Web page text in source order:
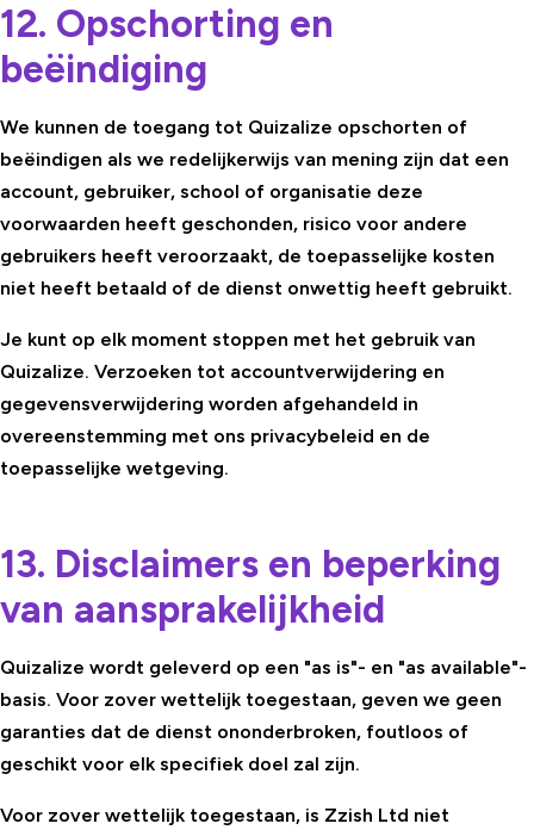
12. Opschorting en
beëindiging
We kunnen de toegang tot Quizalize opschorten of
beëindigen als we redelijkerwijs van mening zijn dat een
account, gebruiker, school of organisatie deze
voorwaarden heeft geschonden, risico voor andere
gebruikers heeft veroorzaakt, de toepasselijke kosten
niet heeft betaald of de dienst onwettig heeft gebruikt.
Je kunt op elk moment stoppen met het gebruik van
Quizalize. Verzoeken tot accountverwijdering en
gegevensverwijdering worden afgehandeld in
overeenstemming met ons privacybeleid en de
toepasselijke wetgeving.
13. Disclaimers en beperking
van aansprakelijkheid
Quizalize wordt geleverd op een "as is"- en "as available"-
basis. Voor zover wettelijk toegestaan, geven we geen
garanties dat de dienst ononderbroken, foutloos of
geschikt voor elk specifiek doel zal zijn.
Voor zover wettelijk toegestaan, is Zzish Ltd niet